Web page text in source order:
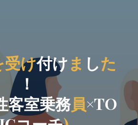
受け
け付けま
ま した
た
！
客室乗務員
員×TO